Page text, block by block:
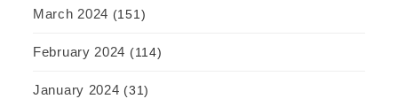
March 2024 (151)
February 2024 (114)
January 2024 (31)